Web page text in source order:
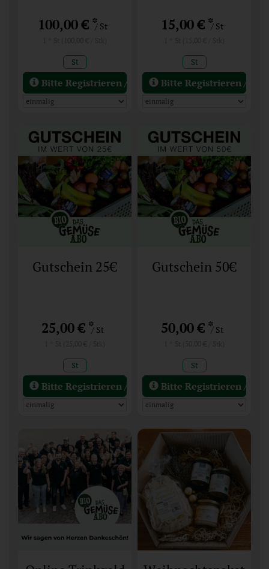
100,00 €*/ St
St
Bitte Registrieren / Einloggen
15,00 €*/ St
St
Bitte Registrieren /
Gutschein 25€
25,00 €*/ St
St
Bitte Registrieren / Einloggen
Gutschein 50€
50,00 €*/ St
St
Bitte Registrieren /